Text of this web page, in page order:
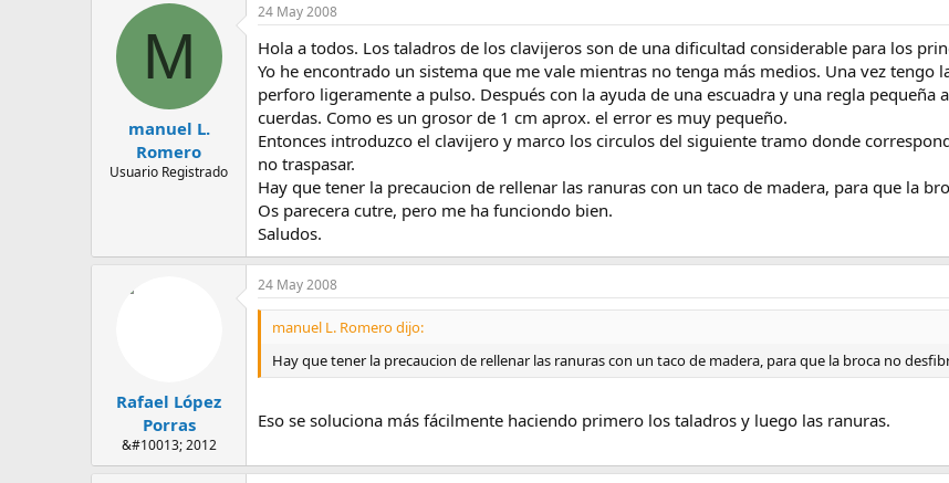
M
manuel L.
Romero
Usuario Registrado
24 May 2008
Hola a todos. Los taladros de los clavijeros son de una dificultad considerable para los
Yo he encontrado un sistema que me vale mientras no tenga más medios. Una vez tengo
perforo ligeramente a pulso. Después con la ayuda de una escuadra y una regla
cuerdas. Como es un grosor de 1 cm aprox. el error es muy pequeño.
Entonces introduzco el clavijero y marco los circulos del siguiente tramo donde
no traspasar.
Hay que tener la precaucion de rellenar las ranuras con un taco de madera, para que la
Os parecera cutre, pero me ha funciondo bien.
Saludos.
Rafael López
Porras
&#10013; 2012
24 May 2008
manuel L. Romero dijo:
Hay que tener la precaucion de rellenar las ranuras con un taco de madera, para que la broca no
Eso se soluciona más fácilmente haciendo primero los taladros y luego las ranuras.